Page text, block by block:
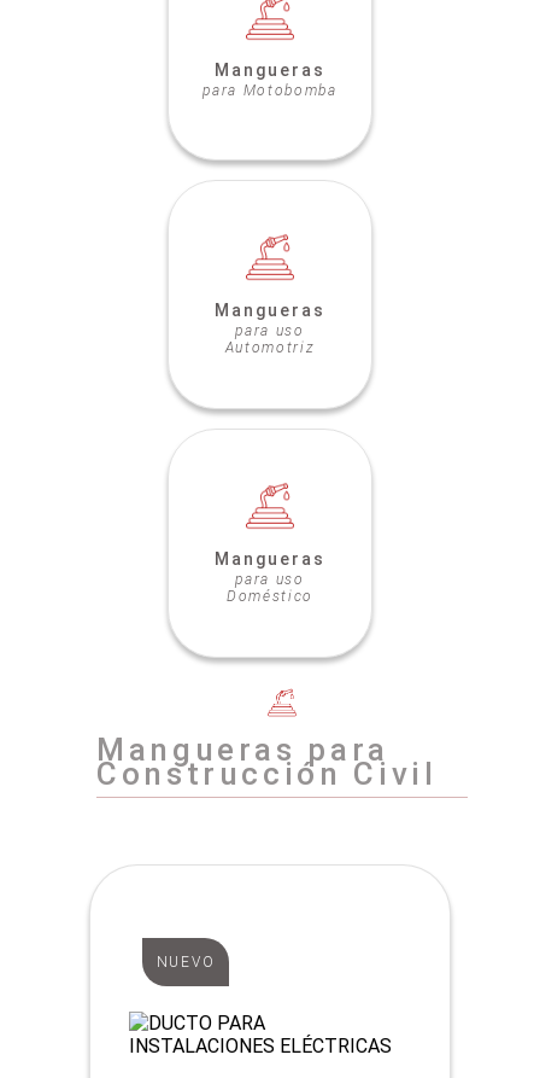
Mangueras
para Motobomba
Mangueras
para uso
Automotriz
Mangueras
para uso
Doméstico
Mangueras para
Construcción Civil
NUEVO